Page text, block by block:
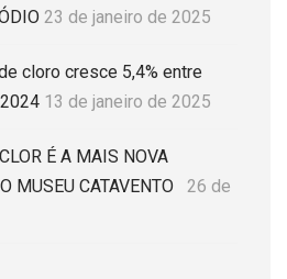
23 de janeiro de 2025
cloro cresce 5,4% entre
13 de janeiro de 2025
É A MAIS NOVA
MUSEU CATAVENTO
26 de